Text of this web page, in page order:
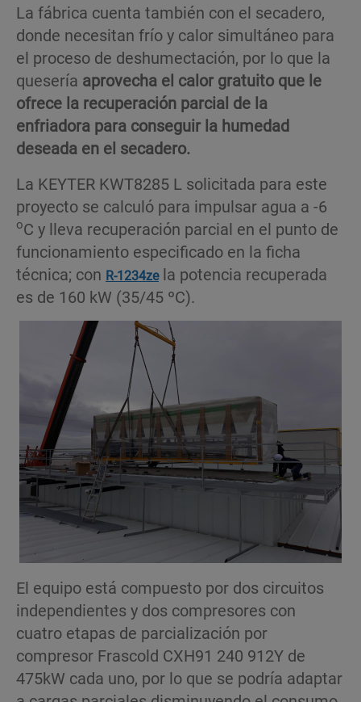
La fábrica cuenta también con el secadero,
donde necesitan frío y calor simultáneo para
el proceso de deshumectación, por lo que la
quesería aprovecha el calor gratuito que le
ofrece la recuperación parcial de la
enfriadora para conseguir la humedad
deseada en el secadero.
La KEYTER KWT8285 L solicitada para este
proyecto se calculó para impulsar agua a -6
oC y lleva recuperación parcial en el punto de
funcionamiento especificado en la ficha
técnica; con R-1234ze la potencia recuperada
es de 160 kW (35/45 ºC).
El equipo está compuesto por dos circuitos
independientes y dos compresores con
cuatro etapas de parcialización por
compresor Frascold CXH91 240 912Y de
475kW cada uno, por lo que se podría adaptar